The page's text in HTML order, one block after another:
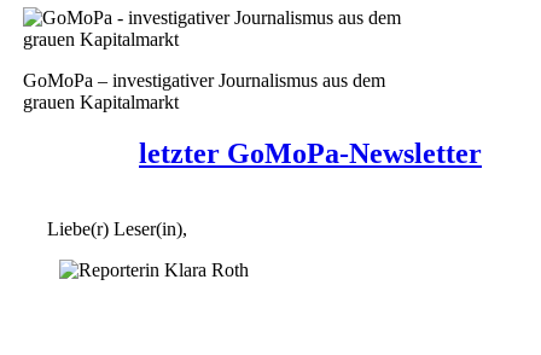
GoMoPa – investigativer Journalismus aus dem
grauen Kapitalmarkt
letzter GoMoPa-Newsletter
Liebe(r) Leser(in),